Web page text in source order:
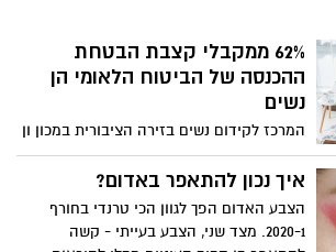
62% ממקבלי קצבת הבטחת
ההכנסה של הביטוח הלאומי הן
נשים
המרכז לקידום נשים בזירה הציבורית במכון ון
ליר בירושלים מפרסם ממדד המגדר של שוות
אשר בודק את מגמות אי השוויון בנין גברים
לנשים לאורך השנים . מהבדיקה עולה
שהייצוג של נשים במקצועות יוקרתיים נמצא
במגמת ירידה או דורך במקום בשנים
איך נכון להתאפר באדום?
הצבע האדום הפך לגוון הכי טרנדי בחורף
2020-1. מצד שני, הצבע בעייתי - קשה